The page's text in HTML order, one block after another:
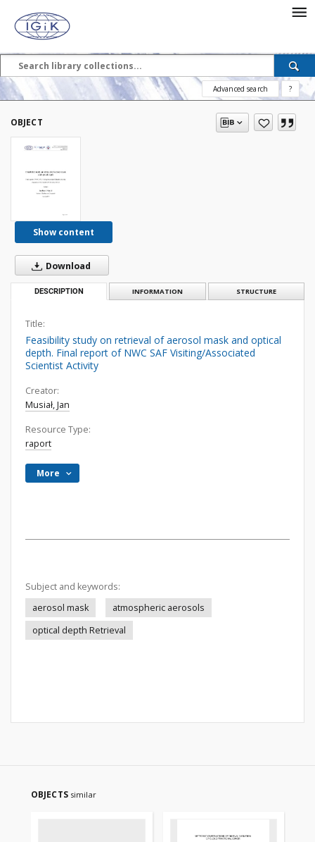
Advanced search ?
OBJECT
Show content
Download
DESCRIPTION INFORMATION STRUCTURE
Title:
Feasibility study on retrieval of aerosol mask and optical
depth. Final report of NWC SAF Visiting/Associated
Scientist Activity
Creator:
Musiał, Jan
Resource Type:
raport
More
Subject and keywords:
aerosol mask
atmospheric aerosols
optical depth Retrieval
OBJECTS similar